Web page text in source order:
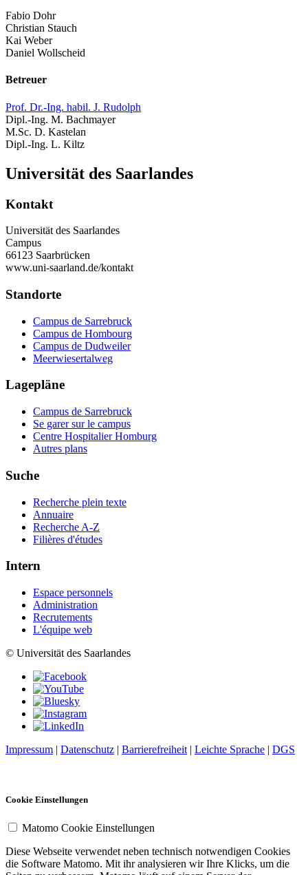
Fabio Dohr
Christian Stauch
Kai Weber
Daniel Wollscheid
Betreuer
Prof. Dr.-Ing. habil. J. Rudolph
Dipl.-Ing. M. Bachmayer
M.Sc. D. Kastelan
Dipl.-Ing. L. Kiltz
Universität des Saarlandes
Kontakt
Universität des Saarlandes
Campus
66123 Saarbrücken
www.uni-saarland.de/kontakt
Standorte
Campus de Sarrebruck
Campus de Hombourg
Campus de Dudweiler
Meerwiesertalweg
Lagepläne
Campus de Sarrebruck
Se garer sur le campus
Centre Hospitalier Homburg
Autres plans
Suche
Recherche plein texte
Annuaire
Recherche A-Z
Filières d'études
Intern
Espace personnels
Administration
Recrutements
L'équipe web
© Universität des Saarlandes
Impressum | Datenschutz | Barrierefreiheit | Leichte Sprache | DGS
Cookie Einstellungen
Matomo Cookie Einstellungen
Diese Webseite verwendet neben technisch notwendigen Cookies
die Software Matomo. Mit ihr analysieren wir Ihre Klicks, um die